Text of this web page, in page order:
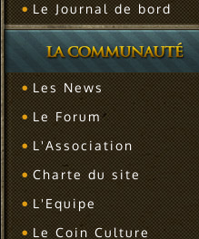
Le Journal de bord
Les News
Le Forum
L'Association
Charte du site
L'Equipe
Le Coin Culture